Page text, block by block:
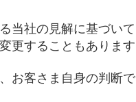
当社の見解に基づい
更することもあります
お客さま自身の判断